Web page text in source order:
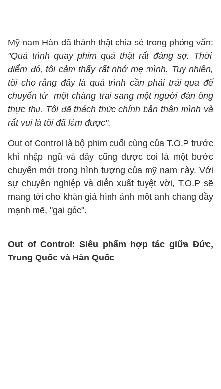
Mỹ nam Hàn đã thành thật chia sẻ trong phỏng vấn:
"Quá trình quay phim quả thật rất đáng sợ. Thời
điểm đó, tôi cảm thấy rất nhớ mẹ mình. Tuy nhiên,
tôi cho rằng đây là quá trình cần phải trải qua để
chuyển từ một chàng trai sang một người đàn ông
thực thụ. Tôi đã thách thức chính bản thân mình và
rất vui là tôi đã làm được".
Out of Control là bộ phim cuối cùng của T.O.P trước
khi nhập ngũ và đây cũng được coi là một bước
chuyển mới trong hình tượng của mỹ nam này. Với
sự chuyên nghiệp và diễn xuất tuyệt vời, T.O.P sẽ
mang tới cho khán giả hình ảnh một anh chàng đầy
mạnh mẽ, "gai góc".
Out of Control: Siêu phẩm hợp tác giữa Đức,
Trung Quốc và Hàn Quốc